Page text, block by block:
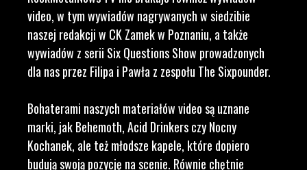
video, w tym wywiadów nagrywanych w siedzibie
naszej redakcji w CK Zamek w Poznaniu, a także
wywiadów z serii Six Questions Show prowadzonych
dla nas przez Filipa i Pawła z zespołu The Sixpounder.
Bohaterami naszych materiałów video są uznane
marki, jak Behemoth, Acid Drinkers czy Nocny
Kochanek, ale też młodsze kapele, które dopiero
budują swoją pozycję na scenie. Równie chętnie